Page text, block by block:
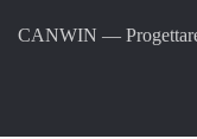
CANWIN —